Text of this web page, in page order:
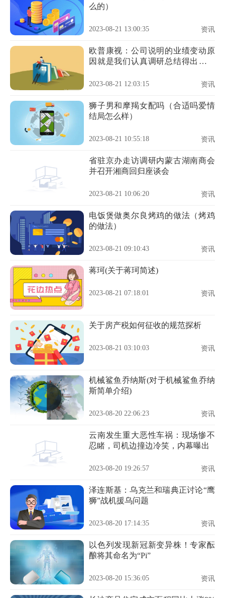
么的）
2023-08-21 13:00:35 资讯
欧普康视：公司说明的业绩变动原
因就是我们认真调研总结得出的，
2023-08-21 12:03:15 资讯
狮子男和摩羯女配吗（合适吗爱情
结局怎么样）
2023-08-21 10:55:18 资讯
省驻京办走访调研内蒙古湖南商会
并召开湘商回归座谈会
2023-08-21 10:06:20 资讯
电饭煲做奥尔良烤鸡的做法（烤鸡
的做法）
2023-08-21 09:10:43 资讯
蒋珂(关于蒋珂简述)
2023-08-21 07:18:01 资讯
关于房产税如何征收的规范探析
2023-08-21 03:10:03 资讯
机械鲨鱼乔纳斯(对于机械鲨鱼乔纳
斯简单介绍)
2023-08-20 22:06:23 资讯
云南发生重大恶性车祸：现场惨不
忍睹，司机边撞边冷笑，内幕曝出
2023-08-20 19:26:57 资讯
泽连斯基：乌克兰和瑞典正讨论“鹰
狮”战机援乌问题
2023-08-20 17:14:35 资讯
以色列发现新冠新变异株！专家酝
酿将其命名为“Pi”
2023-08-20 15:36:05 资讯